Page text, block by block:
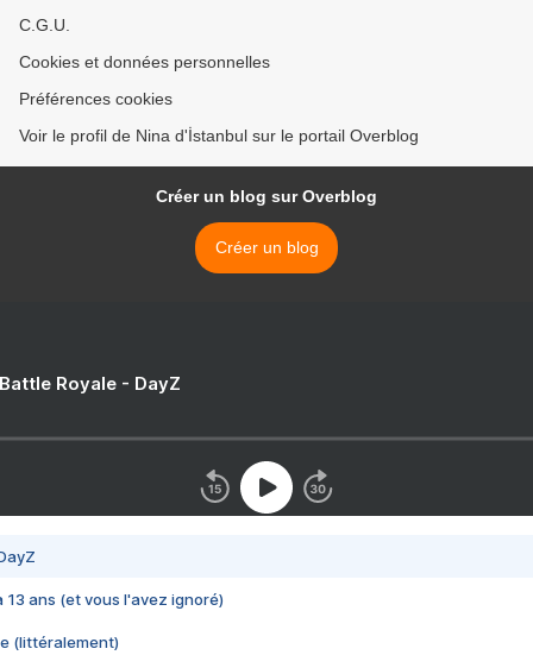
C.G.U.
Cookies et données personnelles
Préférences cookies
Voir le profil de Nina d'İstanbul sur le portail Overblog
Créer un blog sur Overblog
Créer un blog
Royale - DayZ
13 ans (et vous l'avez ignoré)
(littéralement)